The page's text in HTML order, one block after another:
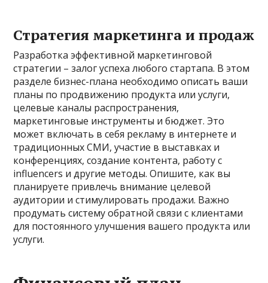
Стратегия маркетинга и продаж
Разработка эффективной маркетинговой
стратегии – залог успеха любого стартапа. В этом
разделе бизнес-плана необходимо описать ваши
планы по продвижению продукта или услуги,
целевые каналы распространения,
маркетинговые инструменты и бюджет. Это
может включать в себя рекламу в интернете и
традиционных СМИ, участие в выставках и
конференциях, создание контента, работу с
influencers и другие методы. Опишите, как вы
планируете привлечь внимание целевой
аудитории и стимулировать продажи. Важно
продумать систему обратной связи с клиентами
для постоянного улучшения вашего продукта или
услуги.